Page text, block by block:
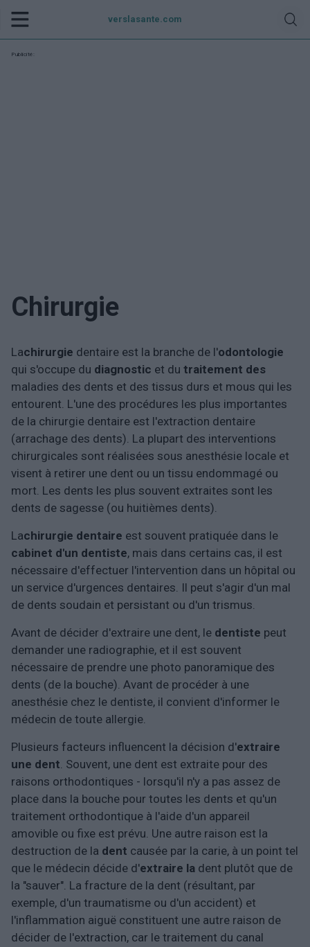
verslasante.com
Publicité:
Chirurgie
Lachirurgie dentaire est la branche de l'odontologie
qui s'occupe du diagnostic et du traitement des
maladies des dents et des tissus durs et mous qui les
entourent. L'une des procédures les plus importantes
de la chirurgie dentaire est l'extraction dentaire
(arrachage des dents). La plupart des interventions
chirurgicales sont réalisées sous anesthésie locale et
visent à retirer une dent ou un tissu endommagé ou
mort. Les dents les plus souvent extraites sont les
dents de sagesse (ou huitièmes dents).
Lachirurgie dentaire est souvent pratiquée dans le
cabinet d'un dentiste, mais dans certains cas, il est
nécessaire d'effectuer l'intervention dans un hôpital ou
un service d'urgences dentaires. Il peut s'agir d'un mal
de dents soudain et persistant ou d'un trismus.
Avant de décider d'extraire une dent, le dentiste peut
demander une radiographie, et il est souvent
nécessaire de prendre une photo panoramique des
dents (de la bouche). Avant de procéder à une
anesthésie chez le dentiste, il convient d'informer le
médecin de toute allergie.
Plusieurs facteurs influencent la décision d'extraire
une dent. Souvent, une dent est extraite pour des
raisons orthodontiques - lorsqu'il n'y a pas assez de
place dans la bouche pour toutes les dents et qu'un
traitement orthodontique à l'aide d'un appareil
amovible ou fixe est prévu. Une autre raison est la
destruction de la dent causée par la carie, à un point tel
que le médecin décide d'extraire la dent plutôt que de
la "sauver". La fracture de la dent (résultant, par
exemple, d'un traumatisme ou d'un accident) et
l'inflammation aiguë constituent une autre raison de
décider de l'extraction, car le traitement du canal